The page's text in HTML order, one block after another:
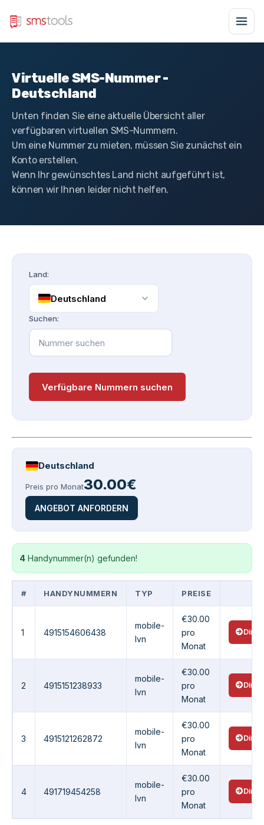
Virtuelle SMS-Nummer -
Deutschland
Unten finden Sie eine aktuelle Übersicht aller
verfügbaren virtuellen SMS-Nummern.
Um eine Nummer zu mieten, müssen Sie zunächst ein
Konto erstellen.
Wenn Ihr gewünschtes Land nicht aufgeführt ist,
können wir Ihnen leider nicht helfen.
Land:
Deutschland
Suchen:
Verfügbare Nummern suchen
Deutschland
Preis pro Monat30.00€
ANGEBOT ANFORDERN
4 Handynummer(n) gefunden!
# HANDYNUMMERN TYP PREISE
1 4915154606438
mobile-
lvn
€30.00
pro
Monat
2 4915151238933
mobile-
lvn
€30.00
pro
Monat
3 4915121262872
mobile-
lvn
€30.00
pro
Monat
4 491719454258
mobile-
lvn
€30.00
pro
Monat